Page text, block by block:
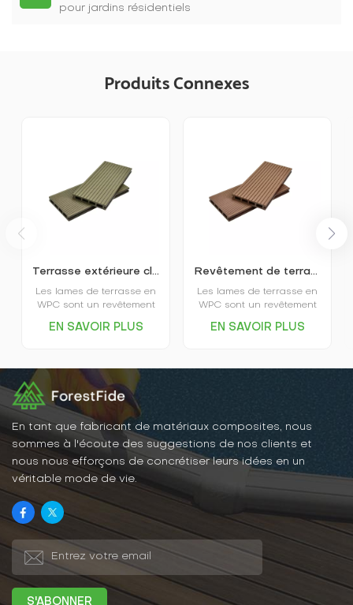
pour jardins résidentiels
Produits Connexes
Terrasse extérieure classique creuse en composite bois-plastique K25-150
Les lames de terrasse en
WPC sont un revêtement
d'excellentes
grande stabilité, une
résistance à l'usure, un
gain de temps et de main-
d'œuvre, une esthétique
soignée et bien d'autres
avantages. Elles
variété d'environnements
intérieurs et extérieurs. En
résumé, les lames de
terrasse en bois-plastique
sont un matériau
recommandé.
EN SAVOIR PLUS
Revêtement de terrasse extérieur WPC à pores carrés K25-150
Les lames de terrasse en
WPC sont un revêtement
d'excellentes
soignée et bien d'autres
avantages. Elles
conviennent à une grande
variété d'environnements
sont un matériau
recommandé.
EN SAVOIR PLUS
En tant que fabricant de matériaux composites, nous
sommes à l'écoute des suggestions de nos clients et
nous nous efforçons de concrétiser leurs idées en un
véritable mode de vie.